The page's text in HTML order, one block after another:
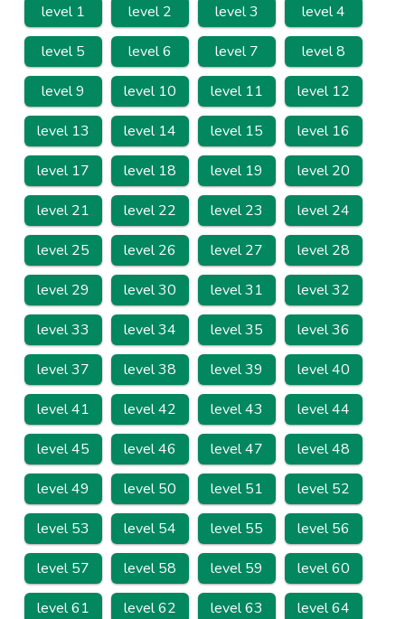
level 1 level 2 level 3
level 4
level 5
level 6 level 7
level 8
level 9
level 10 level 11
level 12
level 13
level 14 level 15
level 16
level 17
level 18 level 19
level 20
level 21
level 22 level 23
level 24
level 25
level 26 level 27
level 28
level 29
level 30 level 31
level 32
level 33
level 34 level 35
level 36
level 37
level 38 level 39
level 40
level 41
level 42 level 43
level 44
level 45
level 46 level 47
level 48
level 49
level 50 level 51
level 52
level 53
level 54 level 55
level 56
level 57
level 58 level 59
level 60
level 61
level 62 level 63
level 64